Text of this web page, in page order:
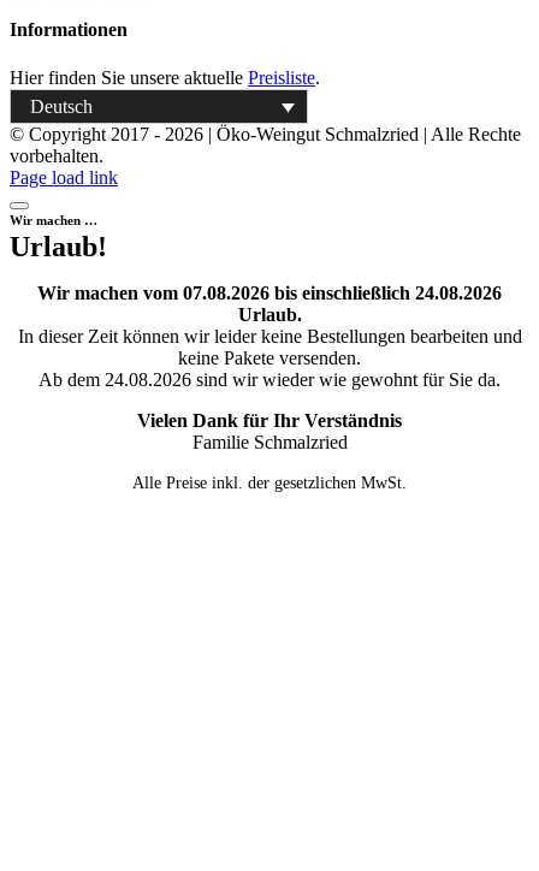
Informationen
Hier finden Sie unsere aktuelle Preisliste.
Deutsch
© Copyright 2017 - 2026 | Öko-Weingut Schmalzried | Alle Rechte
vorbehalten.
Facebook
Instagram
Page load link
Wir machen …
Urlaub!
Wir machen vom 07.08.2026 bis einschließlich 24.08.2026
Urlaub.
In dieser Zeit können wir leider keine Bestellungen bearbeiten und
keine Pakete versenden.
Ab dem 24.08.2026 sind wir wieder wie gewohnt für Sie da.
Vielen Dank für Ihr Verständnis
Familie Schmalzried
Alle Preise inkl. der gesetzlichen MwSt.